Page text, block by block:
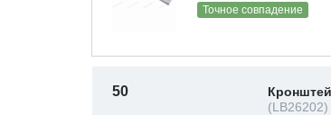
Точное совпадение
50
(LB26202)